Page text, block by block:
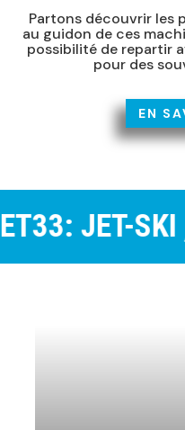
Partons découvrir les
au guidon de ces
possibilité de repartir
pour des
EN
SKI ,